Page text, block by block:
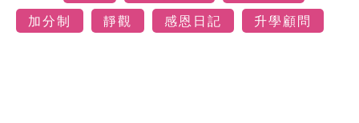
加分制
靜觀 感恩日記 升學顧問